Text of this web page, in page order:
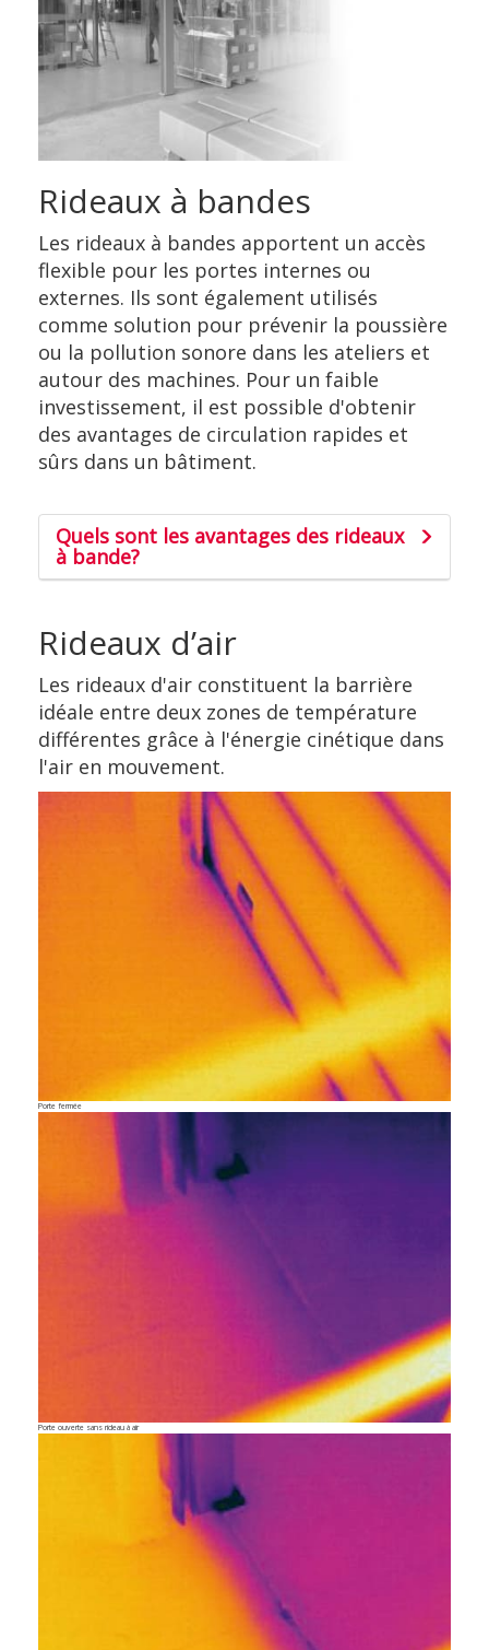
Rideaux à bandes
Les rideaux à bandes apportent un accès
flexible pour les portes internes ou
externes. Ils sont également utilisés
comme solution pour prévenir la poussière
ou la pollution sonore dans les ateliers et
autour des machines. Pour un faible
investissement, il est possible d'obtenir
des avantages de circulation rapides et
sûrs dans un bâtiment.
Quels sont les avantages des rideaux
à bande?
Rideaux d’air
Les rideaux d'air constituent la barrière
idéale entre deux zones de température
différentes grâce à l'énergie cinétique dans
l'air en mouvement.
Porte fermée
Porte ouverte sans rideau à air